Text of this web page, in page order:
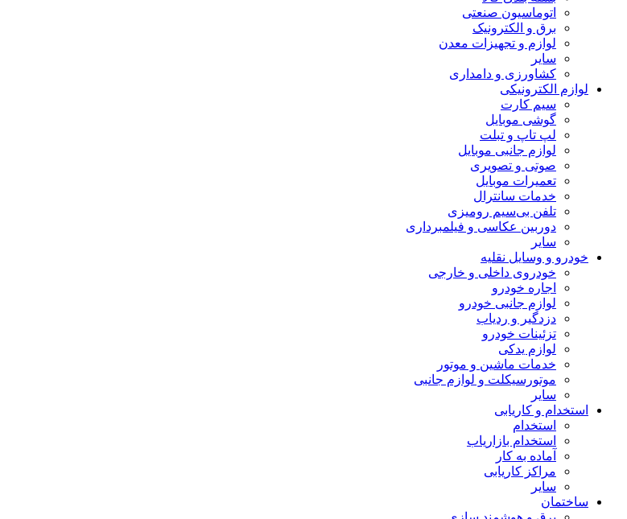
اتوماسیون صنعتی
برق و الکترونیک
لوازم و تجهیزات معدن
سایر
کشاورزی و دامداری
لوازم الکترونیکی
سیم کارت
گوشی موبایل
لپ تاپ و تبلت
لوازم جانبی موبایل
صوتی و تصویری
تعمیرات موبایل
خدمات سانترال
تلفن بی‌سیم رومیزی
دوربین عکاسی و فیلمبرداری
سایر
خودرو و وسایل نقلیه
خودروی داخلی و خارجی
اجاره خودرو
لوازم جانبی خودرو
دزدگیر و ردیاب
تزئینات خودرو
لوازم یدکی
خدمات ماشین و موتور
موتورسیکلت و لوازم جانبی
سایر
استخدام و کاریابی
استخدام
استخدام بازاریاب
آماده به کار
مراکز کاریابی
سایر
ساختمان